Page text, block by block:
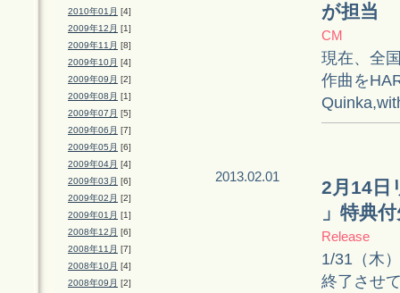
2010年01月 [4]
2009年12月 [1]
2009年11月 [8]
2009年10月 [4]
2009年09月 [2]
2009年08月 [1]
2009年07月 [5]
2009年06月 [7]
2009年05月 [6]
2009年04月 [4]
2009年03月 [6]
2009年02月 [2]
2009年01月 [1]
2008年12月 [6]
2008年11月 [7]
2008年10月 [4]
2008年09月 [2]
が担当
CM
現在、全
作曲を
2013.02.01
2月14日
」特典
Release
1/31（木
終了させ